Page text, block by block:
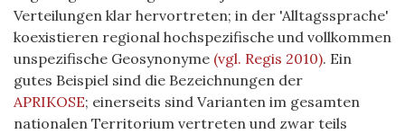
Verteilungen klar hervortreten; in der 'Alltagssprache'
koexistieren regional hochspezifische und vollkommen
unspezifische Geosynonyme (vgl. Regis 2010). Ein
gutes Beispiel sind die Bezeichnungen der
APRIKOSE; einerseits sind Varianten im gesamten
nationalen Territorium vertreten und zwar teils